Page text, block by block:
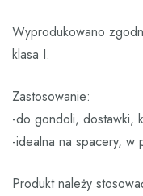
Wyprodukowano
klasa I.
Zastosowanie:
-do gondoli, dostawki,
-idealna na spacery, w
Produkt należy